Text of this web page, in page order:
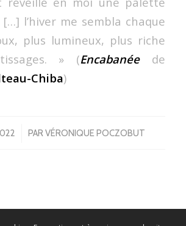
[…] l’hiver me sembla chaque
plus lumineux, plus riche
» (Encabanéede
Chiba)
PARVÉRONIQUE POCZOBUT